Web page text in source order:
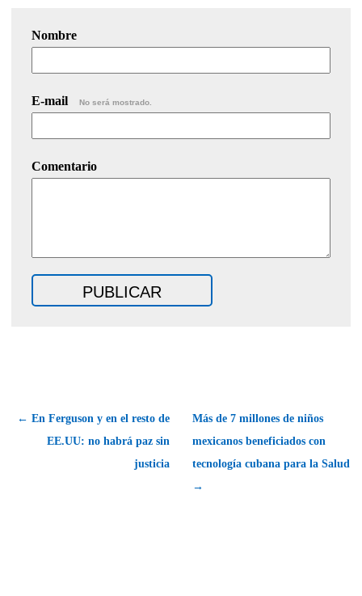
Nombre
E-mail No será mostrado.
Comentario
← En Ferguson y en el resto de
EE.UU: no habrá paz sin
justicia
Más de 7 millones de niños
mexicanos beneficiados con
tecnología cubana para la Salud
→